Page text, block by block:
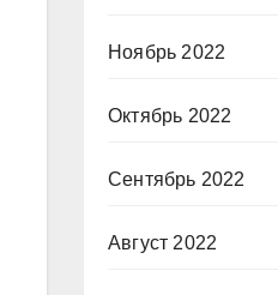
Ноябрь 2022
Октябрь 2022
Сентябрь 2022
Август 2022